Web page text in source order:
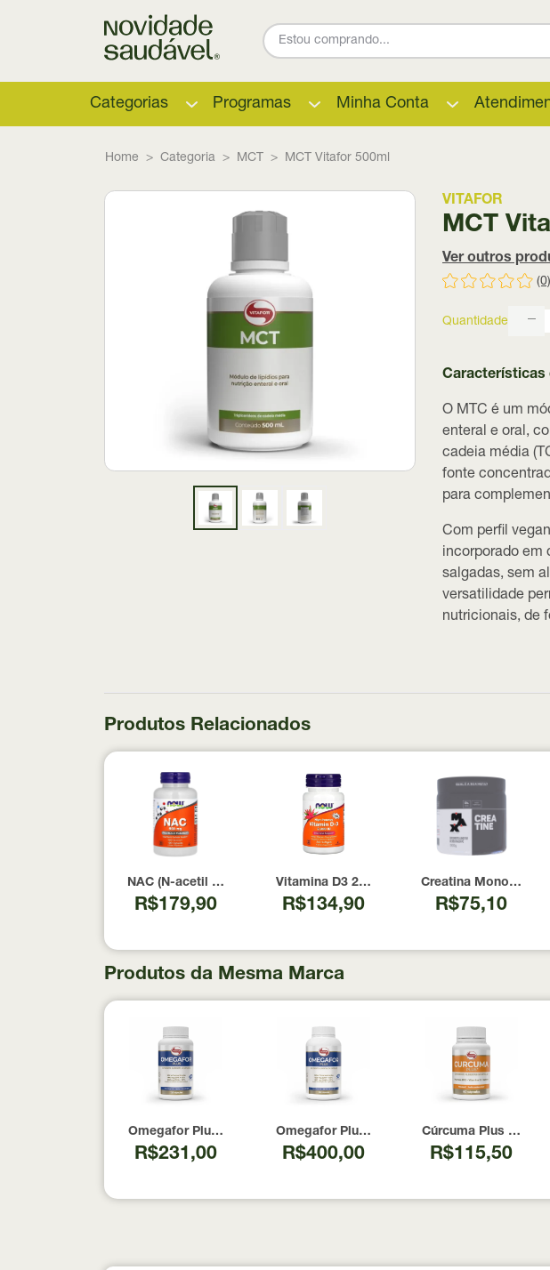
Categorias Programas Minha Conta
Home Categoria MCT MCT Vitafor 500ml
VITAFOR
MCT
Ver outros
(0)
Quantidade
Características
O MTC é um
enteral e oral,
cadeia média
fonte
para
Com perfil
incorporado em
salgadas, sem
versatilidade
nutricionais, de
Produtos Relacionados
NAC (N-acetil Cisteína) 600mg NOW Foods 100 Cápsulas
R$179,90
Vitamina D3 2000 UI Now Foods 240 Cápsulas
R$134,90
Creatina
R$75,10
Produtos da Mesma Marca
Omegafor Plus Vitafor 120 Cápsulas
R$231,00
Omegafor Plus Vitafor 240 Cápsulas
R$400,00
Cúrcuma Plus
R$115,50